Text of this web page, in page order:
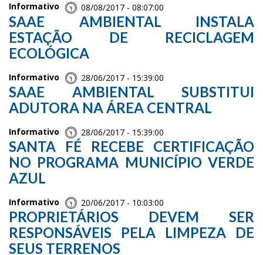
Informativo 08/08/2017 - 08:07:00
SAAE AMBIENTAL INSTALA
ESTAÇÃO DE RECICLAGEM
ECOLÓGICA
Informativo 28/06/2017 - 15:39:00
SAAE AMBIENTAL SUBSTITUI
ADUTORA NA ÁREA CENTRAL
Informativo 28/06/2017 - 15:39:00
SANTA FÉ RECEBE CERTIFICAÇÃO
NO PROGRAMA MUNICÍPIO VERDE
AZUL
Informativo 20/06/2017 - 10:03:00
PROPRIETÁRIOS DEVEM SER
RESPONSÁVEIS PELA LIMPEZA DE
SEUS TERRENOS